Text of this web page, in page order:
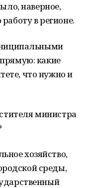
наверное,
в регионе.
какие
что нужно и
министра
хозяйство,
среды,